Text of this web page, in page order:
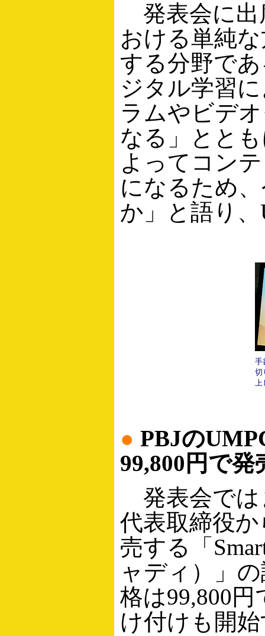
発表会に出
おける単純
する分野で
ジタル学習
ラムやビデ
なる」とと
よってコン
になるため
か」と語り
手
切
上
● PBJの
99,800円で発
発表会では
代表取締役
売する「
ャディ）」
格は99,800
け付けも開